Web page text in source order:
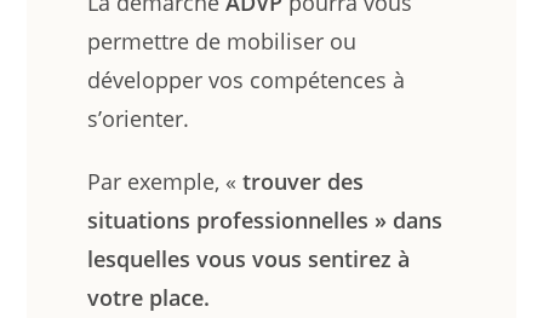
permettre de mobiliser ou
développer vos compétences à
s’orienter.
Par exemple, «trouver des
situations professionnelles » dans
lesquelles vous vous sentirez à
votre place.